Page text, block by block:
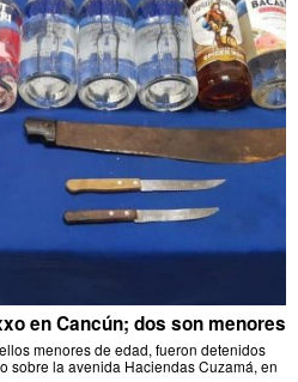
en Cancún; dos son menores
menores de edad, fueron detenidos
sobre la avenida Haciendas Cuzamá, en